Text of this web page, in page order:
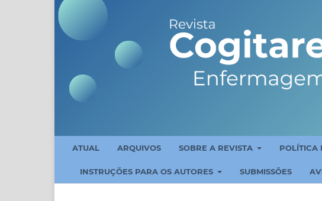
ATUAL ARQUIVOS SOBRE A REVISTA POLÍTICA
INSTRUÇÕES PARA OS AUTORES SUBMISSÕES